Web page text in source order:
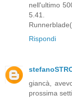
nell'ultimo
5.41.
Rispondi
giancà,
prossima